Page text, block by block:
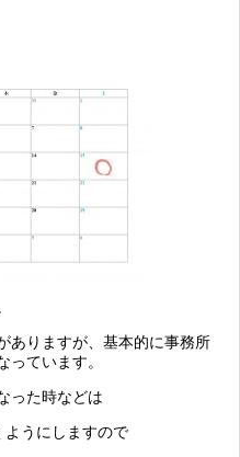
ありますが、基本的に事務所
っています。
った時などは
ようにしますので